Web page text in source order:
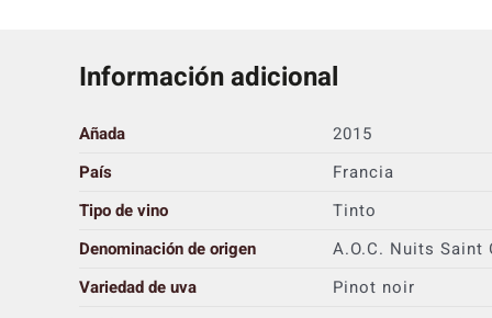
Información adicional
Añada
2015
País
Francia
Tipo de vino
Tinto
Denominación de origen
A.O.C. Nuits Saint
Variedad de uva
Pinot noir